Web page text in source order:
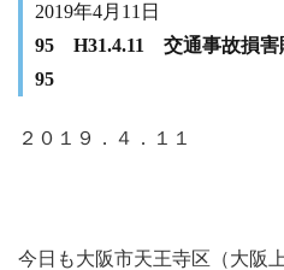
2019年4月11日
95 H31.4.11 交通事故損
95
２０１９．４．１１
今日も大阪市天王寺区（大阪